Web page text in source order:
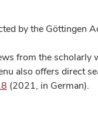
by the Göttingen
from the scholarly
also offers direct
(2021, in German).